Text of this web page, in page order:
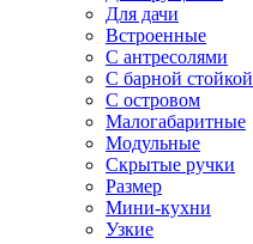
Для дачи
Встроенные
С антресолями
С барной стойкой
С островом
Малогабаритные
Модульные
Скрытые ручки
Размер
Мини-кухни
Узкие